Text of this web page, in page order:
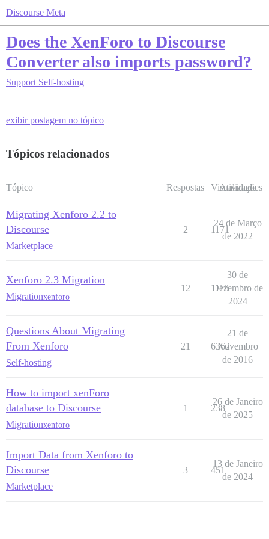
Discourse Meta
Does the XenForo to Discourse
Converter also imports password?
Support Self-hosting
exibir postagem no tópico
Tópicos relacionados
Tópico Respostas Visualizações
Atividade
Migrating Xenforo 2.2 to
Discourse
Marketplace
2 1171
24 de Março
de 2022
Xenforo 2.3 Migration
Migrationxenforo
12 1118
30 de
Dezembro de
2024
Questions About Migrating
From Xenforo
Self-hosting
21 6362
21 de
Novembro
de 2016
How to import xenForo
database to Discourse
Migrationxenforo
1 238
26 de Janeiro
de 2025
Import Data from Xenforo to
Discourse
Marketplace
3 451
13 de Janeiro
de 2024